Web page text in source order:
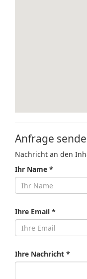
Anfrage
Nachricht an den
Ihr Name *
Ihre Email *
Ihre Nachricht *